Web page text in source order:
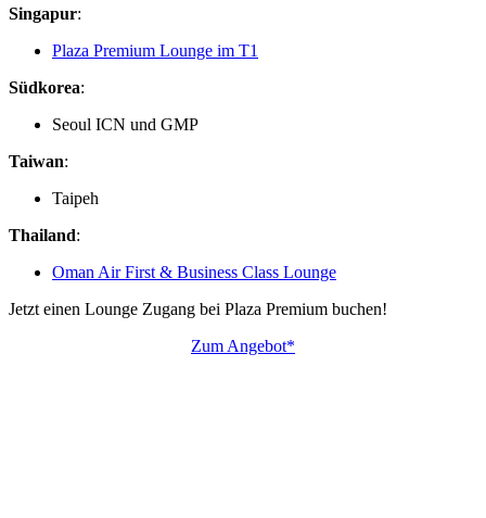
Singapur:
Plaza Premium Lounge im T1
Südkorea:
Seoul ICN und GMP
Taiwan:
Taipeh
Thailand:
Oman Air First & Business Class Lounge
Jetzt einen Lounge Zugang bei Plaza Premium buchen!
Zum Angebot*